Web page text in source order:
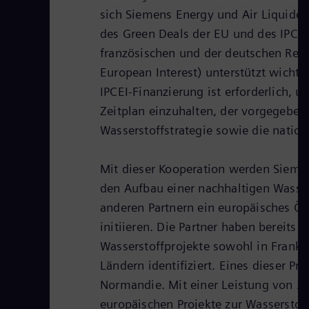
sich Siemens Energy und Air
des Green Deals der EU und des
französischen und der deutschen
European Interest) unterstützt
IPCEI-Finanzierung ist erforderlich,
Zeitplan einzuhalten, der
Wasserstoffstrategie sowie die
Mit dieser Kooperation werden
den Aufbau einer nachhaltigen
anderen Partnern ein europäisches
initiieren. Die Partner haben bereits
Wasserstoffprojekte sowohl in
Ländern identifiziert. Eines dieser
Normandie. Mit einer Leistung von
europäischen Projekte zur